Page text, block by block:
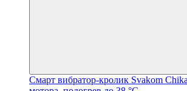
Смарт вибратор-кролик Svakom